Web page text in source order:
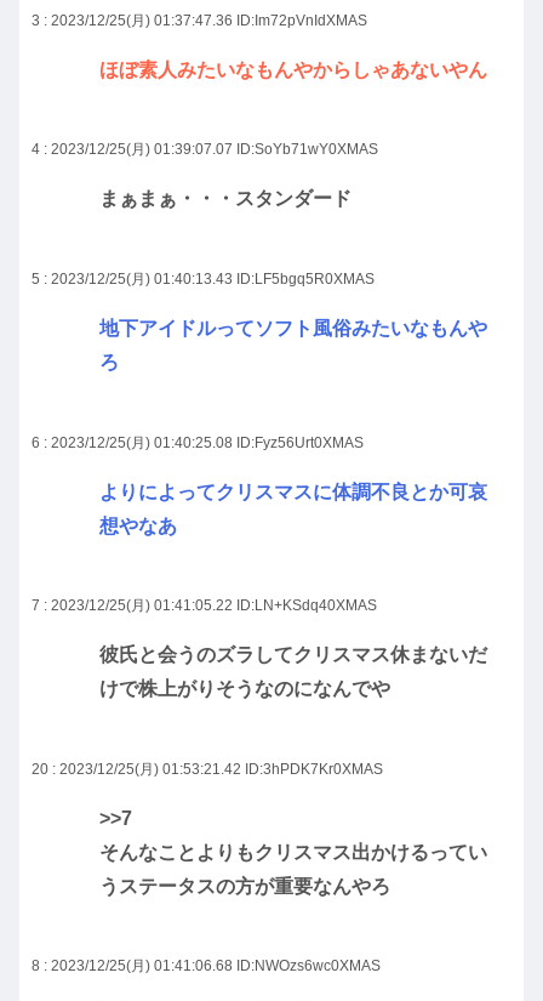
3 : 2023/12/25(月) 01:37:47.36 ID:Im72pVnIdXMAS
ほぼ素人みたいなもんやからしゃあないやん
4 : 2023/12/25(月) 01:39:07.07 ID:SoYb71wY0XMAS
まぁまぁ・・・スタンダード
5 : 2023/12/25(月) 01:40:13.43 ID:LF5bgq5R0XMAS
地下アイドルってソフト風俗みたいなもんや
ろ
6 : 2023/12/25(月) 01:40:25.08 ID:Fyz56Urt0XMAS
よりによってクリスマスに体調不良とか可哀
想やなあ
7 : 2023/12/25(月) 01:41:05.22 ID:LN+KSdq40XMAS
彼氏と会うのズラしてクリスマス休まないだ
けで株上がりそうなのになんでや
20 : 2023/12/25(月) 01:53:21.42 ID:3hPDK7Kr0XMAS
>>7
そんなことよりもクリスマス出かけるってい
うステータスの方が重要なんやろ
8 : 2023/12/25(月) 01:41:06.68 ID:NWOzs6wc0XMAS